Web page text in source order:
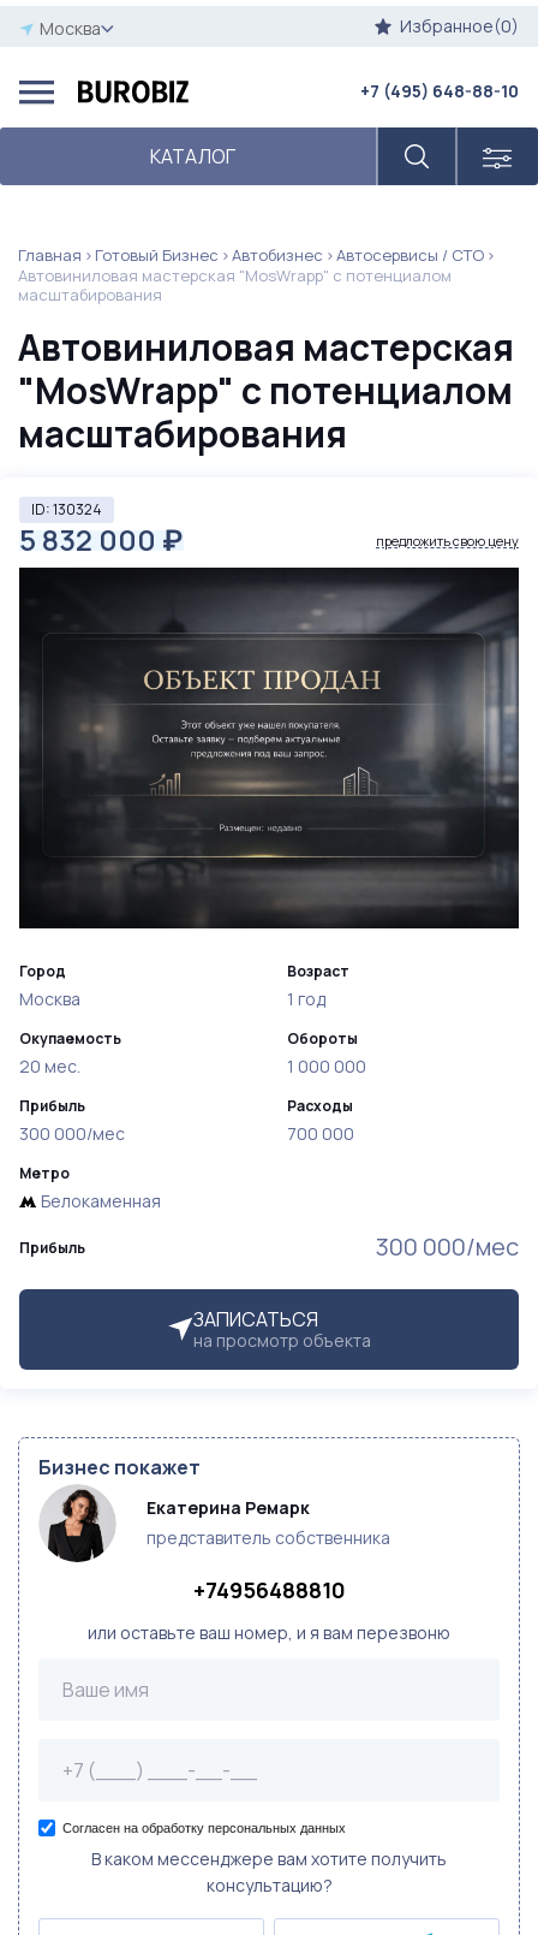
Москва Избранное(0)
КАТАЛОГ
+7 (495) 648-88-10
Главная Готовый Бизнес Автобизнес
Автосервисы / СТО
Автовиниловая мастерская "MosWrapp" с потенциалом
масштабирования
Автовиниловая мастерская
"MosWrapp" с потенциалом
масштабирования
ID: 130324
5 832 000 ₽ предложить свою цену
Прибыль 300 000/мес
ЗАПИСАТЬСЯ
на просмотр объекта
Город
Москва
Окупаемость
20 мес.
Прибыль
300 000/мес
Возраст
1 год
Обороты
1 000 000
Расходы
700 000
Метро
Белокаменная
Бизнес покажет
Екатерина Ремарк
представитель собственника
+74956488810
или оставьте ваш номер, и я вам перезвоню
Согласен на обработку персональных данных
В каком мессенджере вам хотите получить
консультацию?